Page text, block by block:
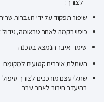
לצורך:
שיפור תפקוד על ידי העברות
כיסוי רקמה לאחר טראומה, גידול
שימור איבר הנמצא בסכנה
השתלת איברים קטועים למקומם
שתלי עצם מורכבים לצורך
בהיעדר חיבור לאחר שבר